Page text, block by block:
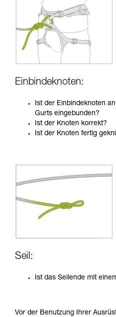
Einbindeknoten:
Ist der Einbindeknoten
Gurts eingebunden?
Ist der Knoten korrekt?
Ist der Knoten fertig
Seil:
Ist das Seilende mit
Vor der Benutzung Ihrer